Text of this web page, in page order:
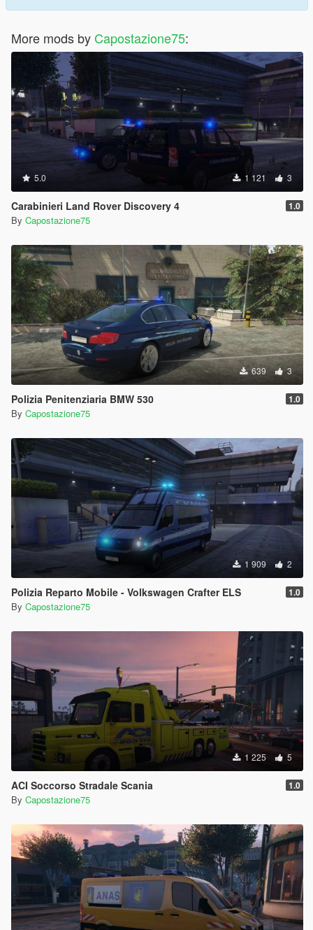
More mods by Capostazione75:
5.0 1 121 3
Carabinieri Land Rover Discovery 4 1.0
By Capostazione75
639 3
Polizia Penitenziaria BMW 530 1.0
By Capostazione75
1 909 2
Polizia Reparto Mobile - Volkswagen Crafter ELS 1.0
By Capostazione75
1 225 5
ACI Soccorso Stradale Scania 1.0
By Capostazione75